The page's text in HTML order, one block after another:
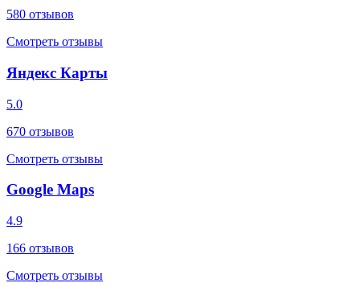
580 отзывов
Смотреть отзывы
Яндекс Карты
5.0
670 отзывов
Смотреть отзывы
Google Maps
4.9
166 отзывов
Смотреть отзывы